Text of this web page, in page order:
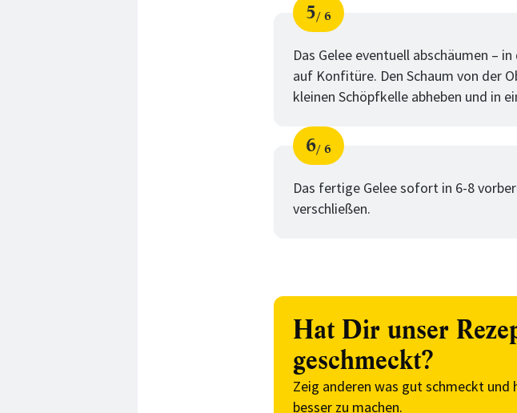
Schritt
5
von
6
Das Gelee eventuell abschäumen –
auf Konfitüre. Den Schaum von der
kleinen Schöpfkelle abheben und in
Schritt
6
von
6
Das fertige Gelee sofort in 6-8
verschließen.
Hat Dir unser
geschmeckt?
Zeig anderen was gut schmeckt und
besser zu machen.